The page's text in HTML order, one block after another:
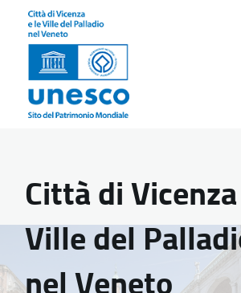
Città di
Ville del
nel Veneto